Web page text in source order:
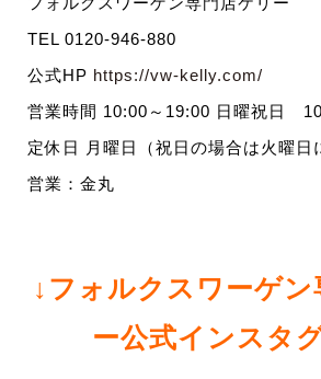
TEL 0120-946-880
公式HP https://vw-kelly.com/
営業時間 10:00～19:00 日曜祝日
定休日 月曜日（祝日の場合は火曜日
営業：金丸
↓フォルクスワーゲン
ー公式インスタ